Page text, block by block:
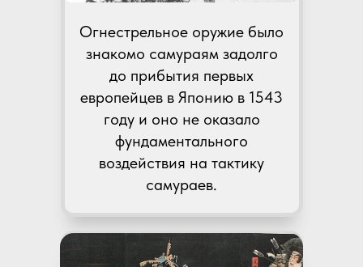
Огнестрельное оружие было
знакомо самураям задолго
до прибытия первых
европейцев в Японию в 1543
году и оно не оказало
фундаментального
воздействия на тактику
самураев.